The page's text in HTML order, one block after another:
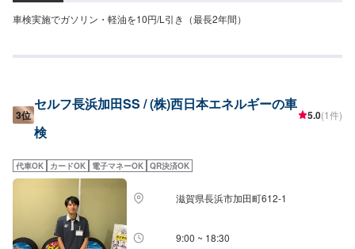
車検実施でガソリン・軽油を10円/L引き（最長2年間）
3位
セルフ長浜加田SS / (株)西日本エネルギーの車
検
5.0(1件)
代車OK カードOK 電子マネーOK QR決済OK
滋賀県長浜市加田町612-1
9:00 ~ 18:30